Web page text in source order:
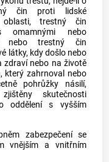
čin proti lidské
oblasti,trestný čin
omamnými nebo
nebotrestný čin
látky, kdy došlo nebo
zdraví nebo na životě
, který zahrnoval nebo
pohrůžky násilí,
skutečnosti
oddělení s vyšším
zabezpečení se
vnějším a vnitřním